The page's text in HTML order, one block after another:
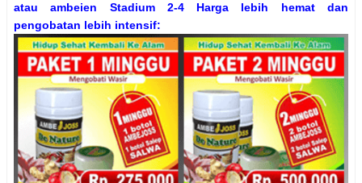
atau ambeien Stadium 2-4 Harga lebih hemat dan
pengobatan lebih intensif: